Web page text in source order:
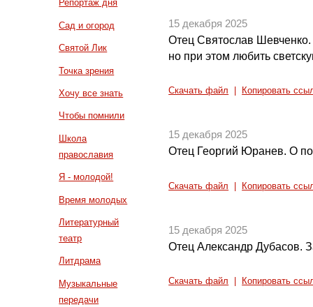
Репортаж дня
Сад и огород
Святой Лик
Точка зрения
Хочу все знать
Чтобы помнили
Школа
православия
Я - молодой!
Время молодых
Литературный
театр
Литдрама
Музыкальные
передачи
15 декабря 2025
Отец Святослав
но при этом любить
Скачать файл Копировать
15 декабря 2025
Отец Георгий Юранев. О
Скачать файл Копировать
15 декабря 2025
Отец Александр Дубасов.
Скачать файл Копировать